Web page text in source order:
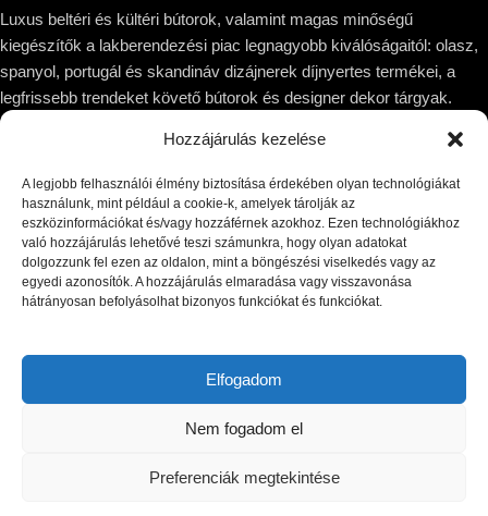
Hozzájárulás kezelése
A legjobb felhasználói élmény biztosítása érdekében olyan technológiákat
használunk, mint például a cookie-k, amelyek tárolják az
eszközinformációkat és/vagy hozzáférnek azokhoz. Ezen technológiákhoz
való hozzájárulás lehetővé teszi számunkra, hogy olyan adatokat
dolgozzunk fel ezen az oldalon, mint a böngészési viselkedés vagy az
egyedi azonosítók. A hozzájárulás elmaradása vagy visszavonása
hátrányosan befolyásolhat bizonyos funkciókat és funkciókat.
Elfogadom
Nem fogadom el
Preferenciák megtekintése
Luxus beltéri és kültéri bútorok, valamint magas minőségű
kiegészítők a lakberendezési piac legnagyobb kiválóságaitól: olasz,
spanyol, portugál és skandináv dizájnerek díjnyertes termékei, a
legfrissebb trendeket követő bútorok és designer dekor tárgyak.
1044 Budapest, Megyeri út 53.
Email: hello@victoriadome.com
LEGUTÓBBI BEJEGYZÉSEK
KÍNÁLATUNK
INFORMÁCIÓ
© Copyright 2025 VICTORIA DOME | All rights reserved.